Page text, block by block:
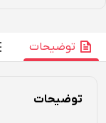
توضیحات
توضیحات